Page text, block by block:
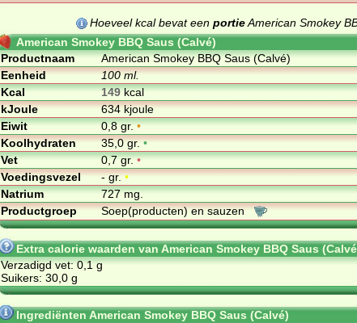
Hoeveel kcal bevat een portieAmerican Smokey
American Smokey BBQ Saus (Calvé)
Productnaam
American Smokey BBQ Saus (Calvé)
Eenheid
100 ml.
Kcal
149kcal
kJoule
634 kjoule
Eiwit
0,8 gr.•
Koolhydraten
35,0 gr.•
Vet
0,7 gr.•
Voedingsvezel
- gr.•
Natrium
727 mg.
Productgroep
Soep(producten) en sauzen
Extra calorie waarden van American Smokey BBQ Saus
Verzadigd vet: 0,1 g
Suikers: 30,0 g
Ingrediënten American Smokey BBQ Saus (Calvé)